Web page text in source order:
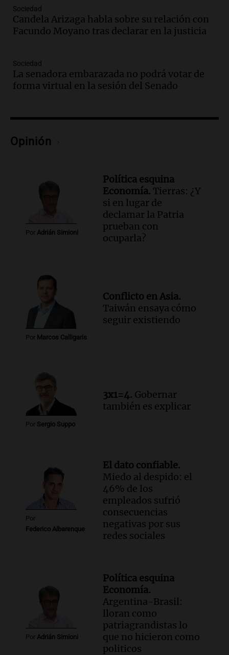
Panorama Federal
Episodios
Audio. El viento complica el combate
Ahora país
Episodios
detuvieron a su esposo
Episodios
Episodios
Críticas a autoridades por cierre
del paso internacional por intenso
temporal de nieve en la alta montaña
Audio.
busca esclarecer el estado de edificios en
la ciudad tras la tragedia
Panorama Federal
Audio.Consejo Deliberante de San
Panorama Federal
Episodios
Sociedad
Candela Arizaga habla sobre su relación con
Facundo Moyano tras declarar en la justicia
Sociedad
La senadora embarazada no podrá votar de
forma virtual en la sesión del Senado
Opinión
Por Adrián Simioni
Política esquina
Economía. Tierras: ¿Y
si en lugar de
declamar la Patria
prueban con
ocuparla?
Por Marcos Calligaris
Conflicto en Asia.
Taiwán ensaya cómo
seguir existiendo
Por Sergio Suppo
3x1=4. Gobernar
también es explicar
Por
Federico Albarenque
El dato confiable.
Miedo al despido: el
46% de los
empleados sufrió
consecuencias
negativas por sus
redes sociales
Por Adrián Simioni
Política esquina
Economía.
Argentina-Brasil:
lloran como
patriagrandistas lo
que no hicieron como
politicos